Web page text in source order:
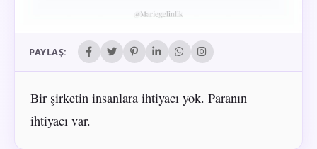
PAYLAŞ:
Bir şirketin insanlara ihtiyacı yok. Paranın
ihtiyacı var.